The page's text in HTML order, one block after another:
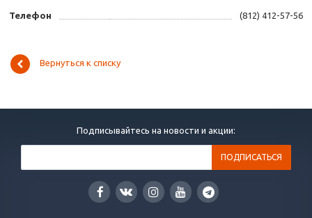
Телефон (812) 412-57-56
Вернуться к списку
Подписывайтесь на новости и акции: